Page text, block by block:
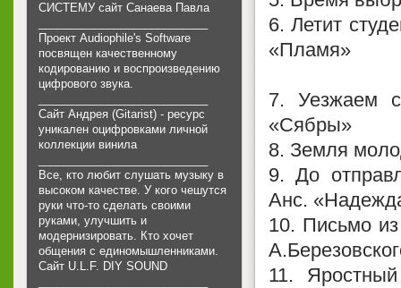
6. Летит
«Пламя»
7. Уезжаем
«Сябры»
8. Земля
9. До
Анс.
10. Письмо
11.
СИСТЕМУ сайт Санаева Павла
Проект Audiophile's Software
посвящен качественному
кодированию и воспроизведению
цифрового звука.
Сайт Андрея (Gitarist) - ресурс
уникален оцифровками личной
коллекции винила
Все, кто любит слушать музыку в
высоком качестве. У кого чешутся
руки что-то сделать своими
руками, улучшить и
модернизировать. Кто хочет
общения с единомышленниками.
Cайт U.L.F. DIY SOUND